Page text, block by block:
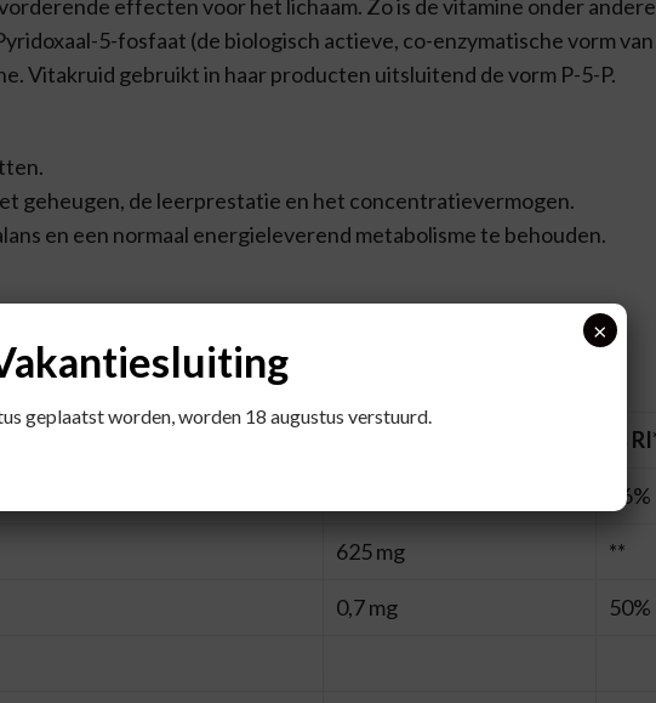
effecten voor het lichaam. Zo is de vitamine onder
5-fosfaat (de biologisch actieve, co-enzymatische vorm
Vitakruid gebruikt in haar producten uitsluitend de vorm P-5-P.
geheugen, de leerprestatie en het concentratievermogen.
en een normaal energieleverend metabolisme te behouden.
en futloosheid.
en cysteïne aanmaak.
%
16%
625 mg **
0,7 mg 50%
geplaatst worden, worden 18 augustus verstuurd.
×